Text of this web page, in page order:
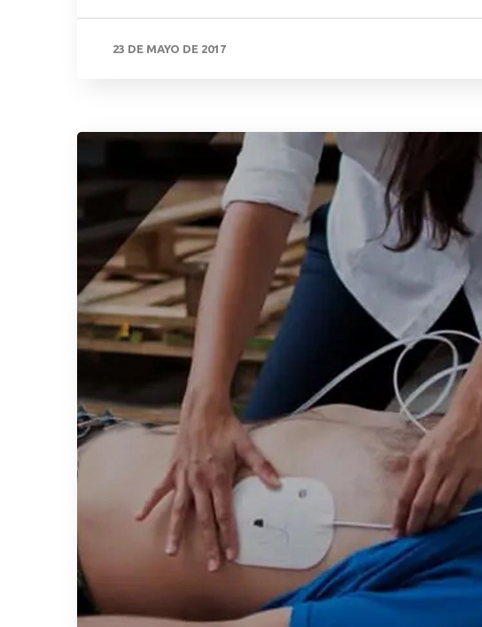
23 DE MAYO DE 2017